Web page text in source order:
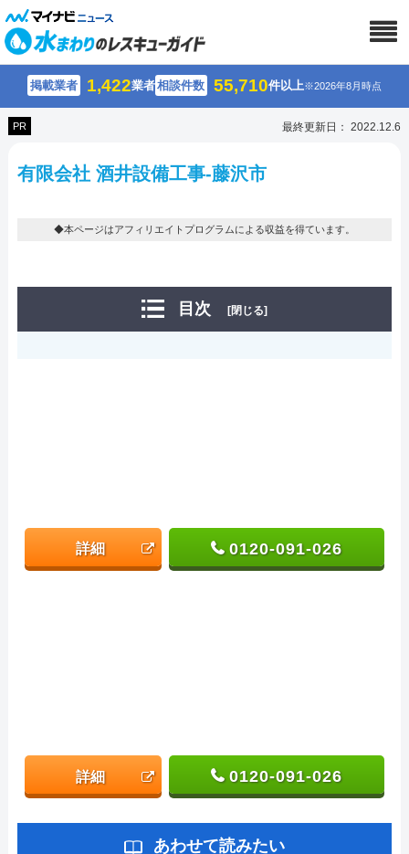
掲載業者 1,422業者相談件数 55,710件以上※2026年8月時点
PR 最終更新日： 2022.12.6
有限会社 酒井設備工事-藤沢市
◆本ページはアフィリエイトプログラムによる収益を得ています。
目次 [閉じる]
詳細 0120-091-026
詳細 0120-091-026
あわせて読みたい